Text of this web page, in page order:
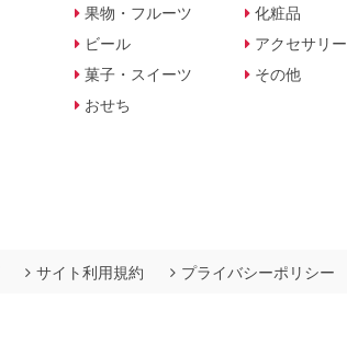
果物・フルーツ
ビール
菓子・スイーツ
おせち
化粧品
アクセサリー
その他
サイト利用規約 プライバシーポリシー